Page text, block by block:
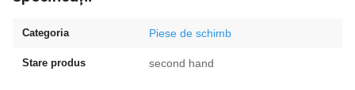
Categoria Piese de schimb
Stare produs second hand